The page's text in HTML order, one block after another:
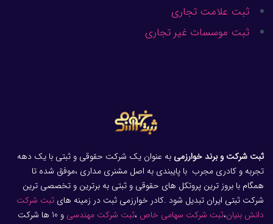
ثبت علامت تجاری
ثبت موسسات غیر تجاری
ثبت شرکت و برند خوارزمی به عنوان یک شرکت حقوقی و ثبتی با یک دهه
تجربه و کادری مجرب با پایبندی به اصل مشنری مداری ،موفق شده تا
همگام با بروز ترین پروتکل های حقوقی و ثبتی به برترین و تخصصی ترین
شرکت ثبتی ایران تبدیل شود .کادر خوارزمی ثبت در زمینه های ثبت شرکت
دانش بنیان،ثبت شرکت سهامی خاص ،ثبت شرکت مهندسی
و 10 ها شرکت